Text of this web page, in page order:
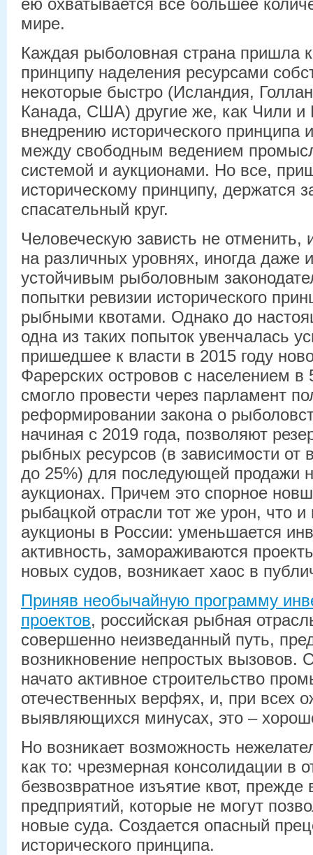
мире.
Каждая рыболовная страна пришла
принципу наделения ресурсами
некоторые быстро (Исландия,
Канада, США) другие же, как Чили и
внедрению исторического принципа
между свободным ведением
системой и аукционами. Но все,
историческому принципу, держатся
спасательный круг.
Человеческую зависть не отменить,
на различных уровнях, иногда даже
устойчивым рыболовным
попытки ревизии исторического
рыбными квотами. Однако до
одна из таких попыток увенчалась
пришедшее к власти в 2015 году
Фарерских островов с населением в
смогло провести через парламент
реформировании закона о
начиная с 2019 года, позволяют
рыбных ресурсов (в зависимости от
до 25%) для последующей продажи
аукционах. Причем это спорное
рыбацкой отрасли тот же урон, что и
аукционы в России: уменьшается
активность, замораживаются
новых судов, возникает хаос в
Приняв необычайную программу
проектов, российская рыбная
совершенно неизведанный путь,
возникновение непростых вызовов.
начато активное строительство
отечественных верфях, и, при всех
выявляющихся минусах, это –
Но возникает возможность
как то: чрезмерная консолидации в
безвозвратное изъятие квот,
предприятий, которые не могут
новые суда. Создается опасный
исторического принципа.